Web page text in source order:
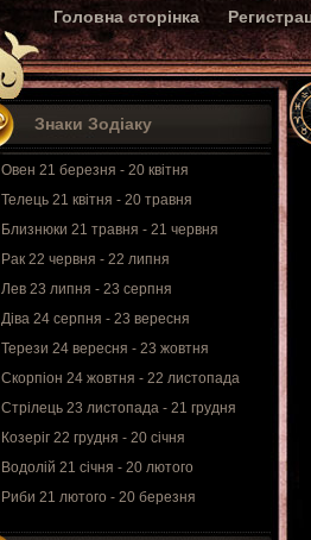
Головна сторінка
Знаки Зодіаку
Овен 21 березня - 20 квітня
Телець 21 квітня - 20 травня
Близнюки 21 травня - 21 червня
Рак 22 червня - 22 липня
Лев 23 липня - 23 серпня
Діва 24 серпня - 23 вересня
Терези 24 вересня - 23 жовтня
Скорпіон 24 жовтня - 22 листопада
Стрілець 23 листопада - 21 грудня
Козеріг 22 грудня - 20 січня
Водолій 21 січня - 20 лютого
Риби 21 лютого - 20 березня